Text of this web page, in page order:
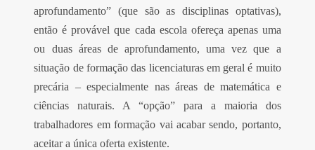
aprofundamento” (que são as disciplinas optativas),
então é provável que cada escola ofereça apenas uma
ou duas áreas de aprofundamento, uma vez que a
situação de formação das licenciaturas em geral é muito
precária – especialmente nas áreas de matemática e
ciências naturais. A “opção” para a maioria dos
trabalhadores em formação vai acabar sendo, portanto,
aceitar a única oferta existente.